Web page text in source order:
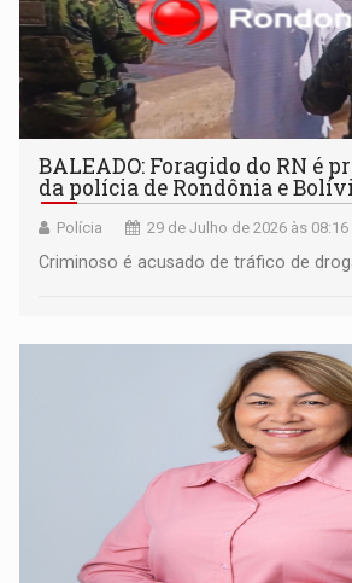
BALEADO: Foragido do RN é
da polícia de Rondônia e
Polícia 29 de Julho de 2026 às 08:16
Criminoso é acusado de tráfico de